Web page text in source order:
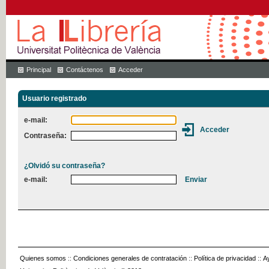
Principal Contáctenos Acceder
Usuario registrado
e-mail:
Contraseña:
¿Olvidó su contraseña?
e-mail:
Quienes somos :: Condiciones generales de contratación :: Política de privacidad ::